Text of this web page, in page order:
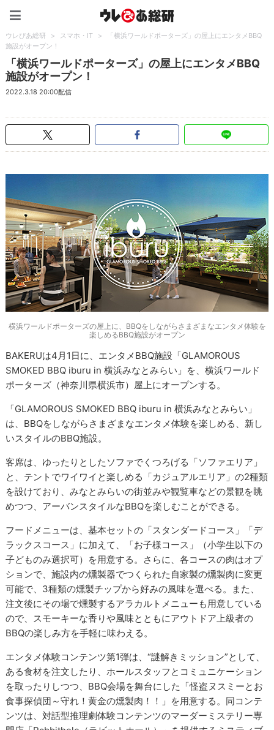
ウレぴあ総研 > スマホ・IT >
「横浜ワールドポーターズ」の屋上にエンタメBBQ
施設がオープン！
「横浜ワールドポーターズ」の屋上にエンタメBBQ
施設がオープン！
2022.3.18 20:00配信
横浜ワールドポーターズの屋上に、BBQをしながらさまざまなエンタメ体験を
楽しめるBBQ施設がオープン
BAKERUは4月1日に、エンタメBBQ施設「GLAMOROUS
SMOKED BBQ iburu in 横浜みなとみらい」を、横浜ワールド
ポーターズ（神奈川県横浜市）屋上にオープンする。
「GLAMOROUS SMOKED BBQ iburu in 横浜みなとみらい」
は、BBQをしながらさまざまなエンタメ体験を楽しめる、新し
いスタイルのBBQ施設。
客席は、ゆったりとしたソファでくつろげる「ソファエリア」
と、テントでワイワイと楽しめる「カジュアルエリア」の2種類
を設けており、みなとみらいの街並みや観覧車などの景観を眺
めつつ、アーバンスタイルなBBQを楽しむことができる。
フードメニューは、基本セットの「スタンダードコース」「デ
ラックスコース」に加えて、「お子様コース」（小学生以下の
子どものみ選択可）を用意する。さらに、各コースの肉はオプ
ションで、施設内の燻製器でつくられた自家製の燻製肉に変更
可能で、3種類の燻製チップから好みの風味を選べる。また、
注文後にその場で燻製するアラカルトメニューも用意している
ので、スモーキーな香りや風味とともにアウトドア上級者の
BBQの楽しみ方を手軽に味わえる。
エンタメ体験コンテンツ第1弾は、“謎解きミッション”として、
ある食材を注文したり、ホールスタッフとコミュニケーション
を取ったりしつつ、BBQ会場を舞台にした「怪盗ヌスミーとお
食事探偵団～守れ！黄金の燻製肉！！」を用意する。同コンテ
ンツは、対話型推理劇体験コンテンツのマーダーミステリー専